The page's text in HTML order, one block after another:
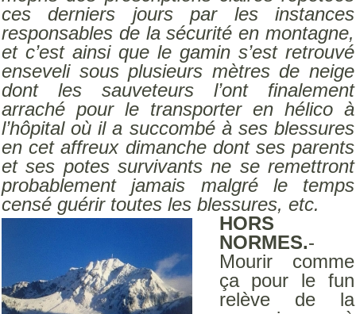
ces derniers jours par les instances
responsables de la sécurité en montagne,
et c’est ainsi que le gamin s’est retrouvé
enseveli sous plusieurs mètres de neige
dont les sauveteurs l’ont finalement
arraché pour le transporter en hélico à
l’hôpital où il a succombé à ses blessures
en cet affreux dimanche dont ses parents
et ses potes survivants ne se remettront
probablement jamais malgré le temps
censé guérir toutes les blessures, etc.
HORS
NORMES.-
Mourir comme
ça pour le fun
relève de la